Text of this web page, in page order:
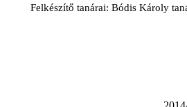
Felkészítő tanárai: Bódis Károly